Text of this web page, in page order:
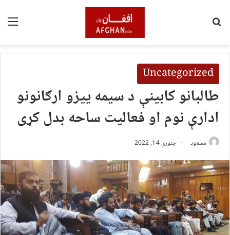
Uncategorized
طالبانو کابینې د سیمه ییزو ارګانونو
ادارې نوم او فعالیت ساحه بدل کړی
مسعود جنوري 14, 2022